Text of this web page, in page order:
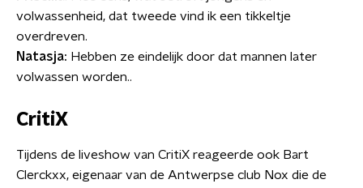
volwassenheid, dat tweede vind ik een tikkeltje
overdreven.
Natasja: Hebben ze eindelijk door dat mannen later
volwassen worden..
CritiX
Tijdens de liveshow van CritiX reageerde ook Bart
Clerckxx, eigenaar van de Antwerpse club Nox die de